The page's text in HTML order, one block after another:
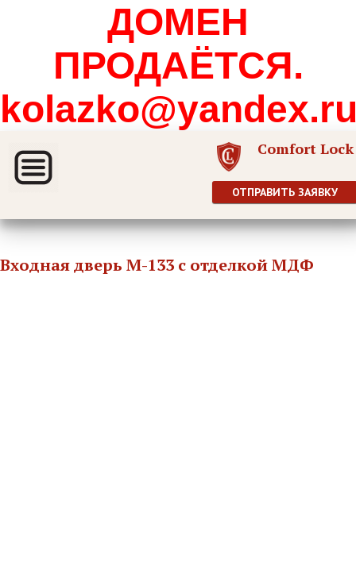
ДОМЕН
ПРОДАЁТСЯ.
Comfort Lock
ОТПРАВИТЬ ЗАЯВКУ
Входная дверь М-133 с отделкой МДФ